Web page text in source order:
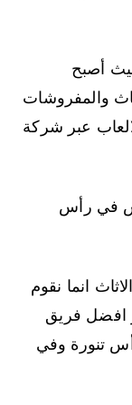
أصبح
والمفروشات
عبر شركة
في رأس
انما نقوم
افضل فريق
تنورة وفي